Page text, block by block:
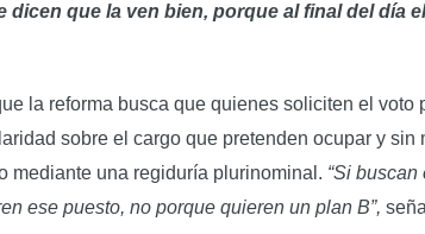
dicen que la ven bien, porque al final del día
la reforma busca que quienes soliciten el
sobre el cargo que pretenden ocupar y sin
mediante una regiduría plurinominal. “Si
ese puesto, no porque quieren un plan B”,